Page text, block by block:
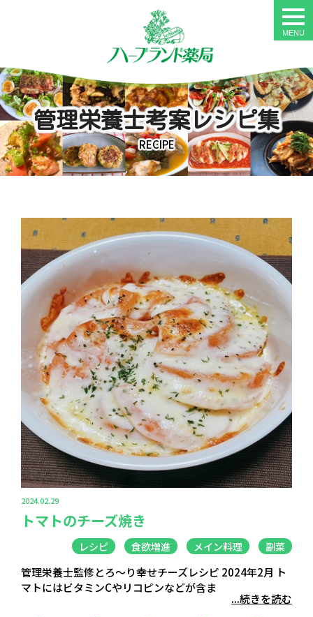
管理栄養士考案レシピ集
RECIPE
2024.02.29
トマトのチーズ焼き
レシピ 食欲増進 メイン料理 副菜
管理栄養士監修とろ～り幸せチーズレシピ 2024年2月 ト
マトにはビタミンCやリコピンなどが含ま
...続きを読む